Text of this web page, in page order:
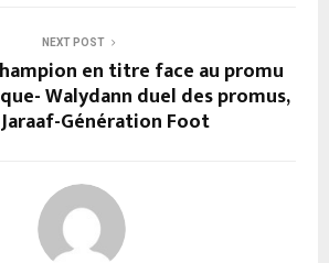
NEXT POST
en titre face au promu
Walydann duel des promus,
Génération Foot